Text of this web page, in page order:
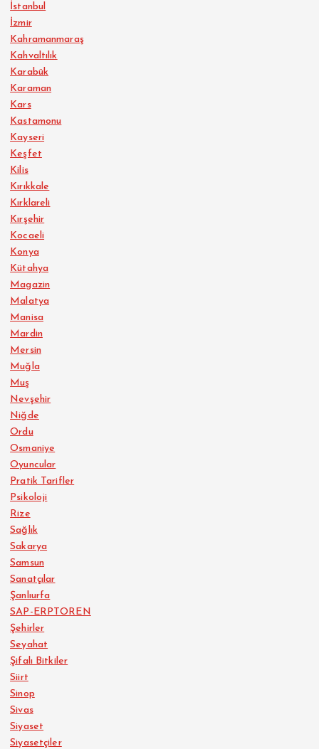
İstanbul
İzmir
Kahramanmaraş
Kahvaltılık
Karabük
Karaman
Kars
Kastamonu
Kayseri
Keşfet
Kilis
Kırıkkale
Kırklareli
Kırşehir
Kocaeli
Konya
Kütahya
Magazin
Malatya
Manisa
Mardin
Mersin
Muğla
Muş
Nevşehir
Niğde
Ordu
Osmaniye
Oyuncular
Pratik Tarifler
Psikoloji
Rize
Sağlık
Sakarya
Samsun
Sanatçılar
Şanlıurfa
SAP-ERPTOREN
Şehirler
Seyahat
Şifalı Bitkiler
Siirt
Sinop
Sivas
Siyaset
Siyasetçiler